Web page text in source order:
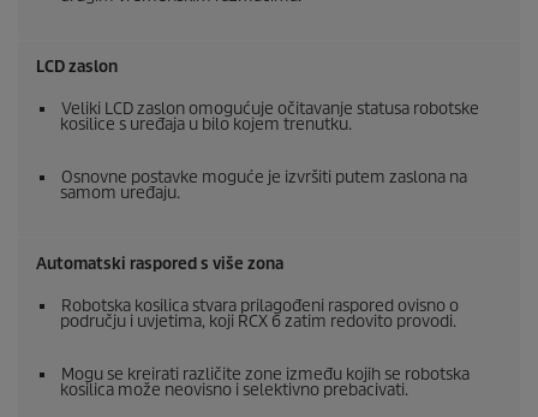
LCD zaslon
Veliki LCD zaslon omogućuje očitavanje statusa robotske
kosilice s uređaja u bilo kojem trenutku.
Osnovne postavke moguće je izvršiti putem zaslona na
samom uređaju.
Automatski raspored s više zona
Robotska kosilica stvara prilagođeni raspored ovisno o
području i uvjetima, koji RCX 6 zatim redovito provodi.
Mogu se kreirati različite zone između kojih se robotska
kosilica može neovisno i selektivno prebacivati.